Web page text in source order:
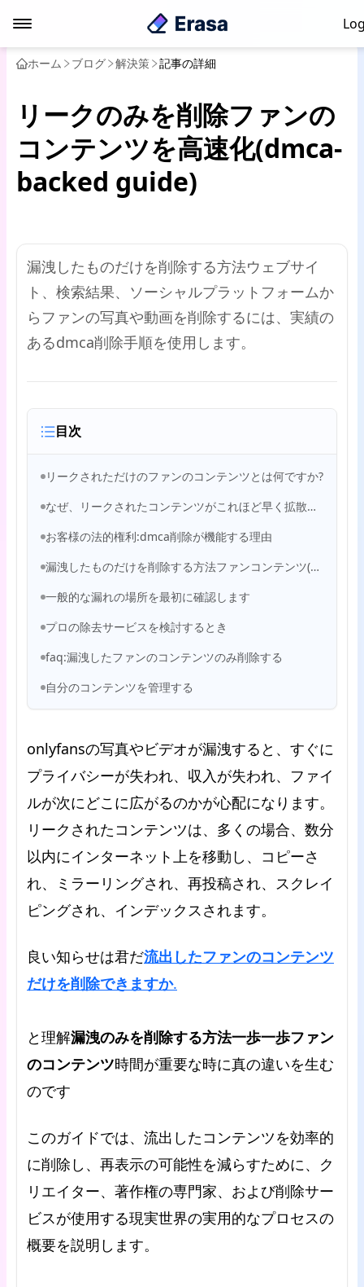
ホーム ブログ 解決策 記事の詳細
リークのみを削除ファンの
コンテンツを高速化(dmca-
backed guide)
漏洩したものだけを削除する方法ウェブサイ
ト、検索結果、ソーシャルプラットフォームか
らファンの写真や動画を削除するには、実績の
あるdmca削除手順を使用します。
目次
リークされただけのファンのコンテンツとは何ですか?
なぜ、リークされたコンテンツがこれほど早く拡散するのか
お客様の法的権利:dmca削除が機能する理由
漏洩したものだけを削除する方法ファンコンテンツ(段階的な漏洩除去プロセス)
一般的な漏れの場所を最初に確認します
プロの除去サービスを検討するとき
faq:漏洩したファンのコンテンツのみ削除する
自分のコンテンツを管理する
onlyfansの写真やビデオが漏洩すると、すぐに
プライバシーが失われ、収入が失われ、ファイ
ルが次にどこに広がるのかが心配になります。
リークされたコンテンツは、多くの場合、数分
以内にインターネット上を移動し、コピーさ
れ、ミラーリングされ、再投稿され、スクレイ
ピングされ、インデックスされます。
良い知らせは君だ流出したファンのコンテンツ
だけを削除できますか.
と理解漏洩のみを削除する方法一歩一歩ファン
のコンテンツ時間が重要な時に真の違いを生む
のです
このガイドでは、流出したコンテンツを効率的
に削除し、再表示の可能性を減らすために、ク
リエイター、著作権の専門家、および削除サー
ビスが使用する現実世界の実用的なプロセスの
概要を説明します。